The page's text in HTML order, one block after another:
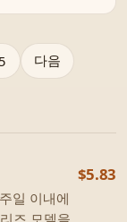
5 다음
일 이내에
즈 모델을
$5.83